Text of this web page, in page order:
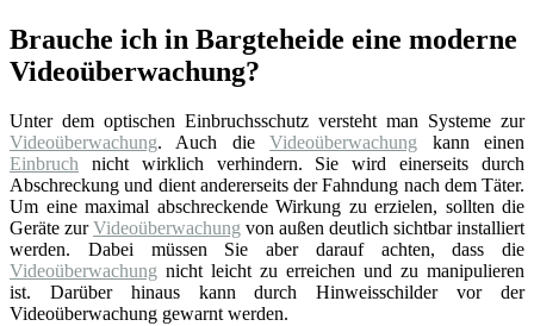
Brauche ich in Bargteheide eine moderne
Videoüberwachung?
Unter dem optischen Einbruchsschutz versteht man Systeme zur
Videoüberwachung. Auch dieVideoüberwachung kann einen
Einbruch nicht wirklich verhindern. Sie wird einerseits durch
Abschreckung und dient andererseits der Fahndung nach dem Täter.
Um eine maximal abschreckende Wirkung zu erzielen, sollten die
Geräte zurVideoüberwachung von außen deutlich sichtbar installiert
werden. Dabei müssen Sie aber darauf achten, dass die
Videoüberwachung nicht leicht zu erreichen und zu manipulieren
ist. Darüber hinaus kann durch Hinweisschilder vor der
Videoüberwachung gewarnt werden.